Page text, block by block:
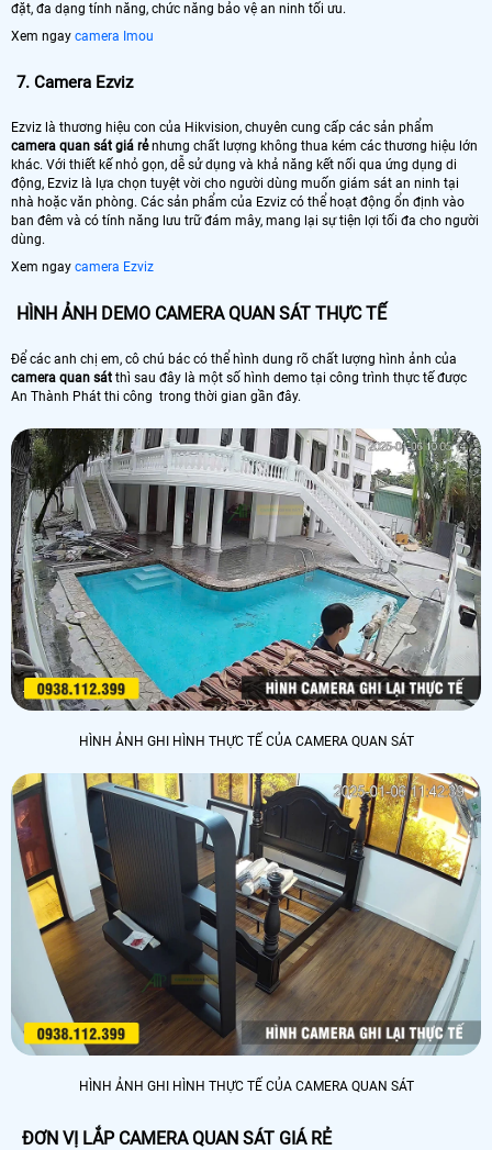
đặt, đa dạng tính năng, chức năng bảo vệ an ninh tối ưu.
Xem ngay camera Imou
7. Camera Ezviz
Ezviz là thương hiệu con của Hikvision, chuyên cung cấp các sản phẩm
camera quan sát giá rẻnhưng chất lượng không thua kém các thương hiệu lớn
khác. Với thiết kế nhỏ gọn, dễ sử dụng và khả năng kết nối qua ứng dụng di
động, Ezviz là lựa chọn tuyệt vời cho người dùng muốn giám sát an ninh tại
nhà hoặc văn phòng. Các sản phẩm của Ezviz có thể hoạt động ổn định vào
ban đêm và có tính năng lưu trữ đám mây, mang lại sự tiện lợi tối đa cho người
dùng.
Xem ngay camera Ezviz
HÌNH ẢNH DEMO CAMERA QUAN SÁT THỰC TẾ
Để các anh chị em, cô chú bác có thể hình dung rõ chất lượng hình ảnh của
camera quan sát thì sau đây là một số hình demo tại công trình thực tế được
An Thành Phát thi công trong thời gian gần đây.
HÌNH ẢNH GHI HÌNH THỰC TẾ CỦA CAMERA QUAN SÁT
HÌNH ẢNH GHI HÌNH THỰC TẾ CỦA CAMERA QUAN SÁT
ĐƠN VỊ LẮP CAMERA QUAN SÁT GIÁ RẺ